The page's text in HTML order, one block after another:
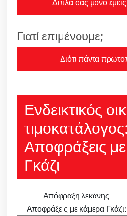
Δίπλα σας μόνο
Γιατί επιμένουμε;
Διότι πάντα
Ενδεικτικός
τιμοκατάλογος:
Αποφράξεις
Γκάζι
Απόφραξη λεκάνης
Αποφράξεις με κάμερα Γκάζι: